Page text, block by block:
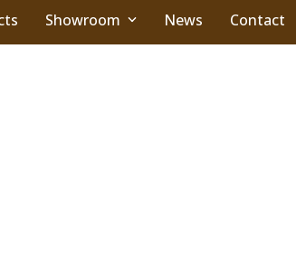
Showroom News Contact